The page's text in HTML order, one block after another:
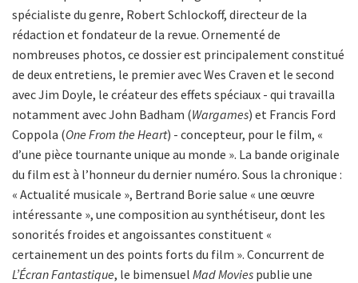
spécialiste du genre, Robert Schlockoff, directeur de la
rédaction et fondateur de la revue. Ornementé de
nombreuses photos, ce dossier est principalement constitué
de deux entretiens, le premier avec Wes Craven et le second
avec Jim Doyle, le créateur des effets spéciaux - qui travailla
notamment avec John Badham (Wargames) et Francis Ford
Coppola (One From the Heart) - concepteur, pour le film, «
d’une pièce tournante unique au monde ». La bande originale
du film est à l’honneur du dernier numéro. Sous la chronique :
« Actualité musicale », Bertrand Borie salue « une œuvre
intéressante », une composition au synthétiseur, dont les
sonorités froides et angoissantes constituent «
certainement un des points forts du film ». Concurrent de
L’Écran Fantastique, le bimensuel Mad Movies publie une